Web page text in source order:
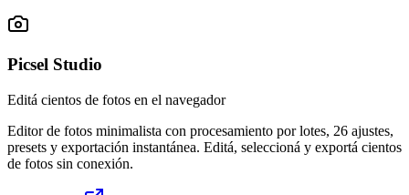
Picsel Studio
Editá cientos de fotos en el navegador
Editor de fotos minimalista con procesamiento por lotes, 26 ajustes,
presets y exportación instantánea. Editá, seleccioná y exportá cientos
de fotos sin conexión.